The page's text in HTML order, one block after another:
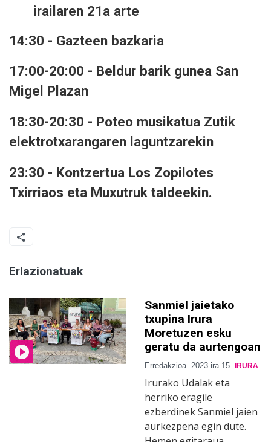
irailaren 21a arte
14:30 - Gazteen bazkaria
17:00-20:00 - Beldur barik gunea San
Migel Plazan
18:30-20:30 - Poteo musikatua Zutik
elektrotxarangaren laguntzarekin
23:30 - Kontzertua Los Zopilotes
Txirriaos eta Muxutruk taldeekin.
Erlazionatuak
Sanmiel jaietako
txupina Irura
Moretuzen esku
geratu da aurtengoan
Erredakzioa 2023 ira 15 IRURA
Irurako Udalak eta
herriko eragile
ezberdinek Sanmiel jaien
aurkezpena egin dute.